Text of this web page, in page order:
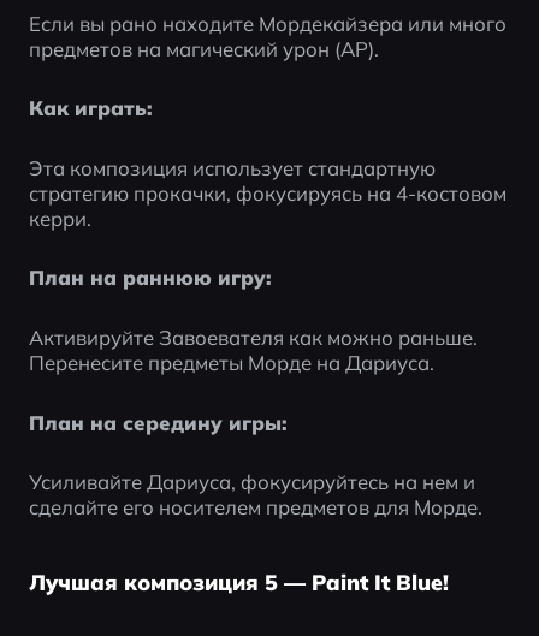
Если вы рано находите Мордекайзера или много
предметов на магический урон (AP).
Как играть:
Эта композиция использует стандартную
стратегию прокачки, фокусируясь на 4-костовом
керри.
План на раннюю игру:
Активируйте Завоевателя как можно раньше.
Перенесите предметы Морде на Дариуса.
План на середину игры:
Усиливайте Дариуса, фокусируйтесь на нем и
сделайте его носителем предметов для Морде.
Лучшая композиция 5 — Paint It Blue!